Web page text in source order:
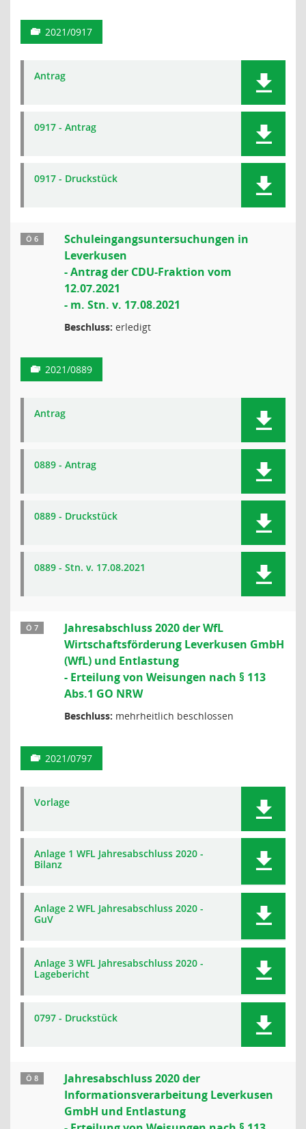
2021/0917
Antrag
0917 - Antrag
0917 - Druckstück
Ö 6
Schuleingangsuntersuchungen in
Leverkusen
- Antrag der CDU-Fraktion vom
12.07.2021
- m. Stn. v. 17.08.2021
Beschluss: erledigt
2021/0889
Antrag
0889 - Antrag
0889 - Druckstück
0889 - Stn. v. 17.08.2021
Ö 7
Jahresabschluss 2020 der WfL
Wirtschaftsförderung Leverkusen GmbH
(WfL) und Entlastung
- Erteilung von Weisungen nach § 113
Abs.1 GO NRW
Beschluss: mehrheitlich beschlossen
2021/0797
Vorlage
Anlage 1 WFL Jahresabschluss 2020 -
Bilanz
Anlage 2 WFL Jahresabschluss 2020 -
GuV
Anlage 3 WFL Jahresabschluss 2020 -
Lagebericht
0797 - Druckstück
Ö 8
Jahresabschluss 2020 der
Informationsverarbeitung Leverkusen
GmbH und Entlastung